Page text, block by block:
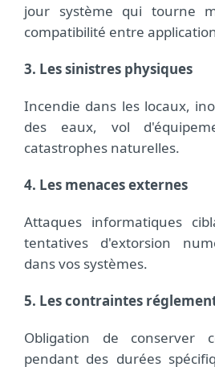
jour système qui tourne
compatibilité entre
3. Les sinistres physiques
Incendie dans les locaux,
des eaux, vol
catastrophes naturelles.
4. Les menaces externes
Attaques informatiques
tentatives d'extorsion
dans vos systèmes.
5. Les contraintes
Obligation de conserver
pendant des durées